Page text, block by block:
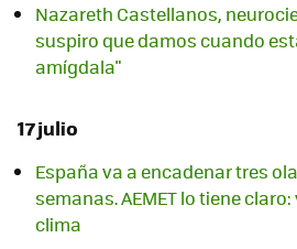
Nazareth Castellanos,
suspiro que damos cuando
amígdala"
17 julio
España va a encadenar tres
semanas. AEMET lo tiene
clima